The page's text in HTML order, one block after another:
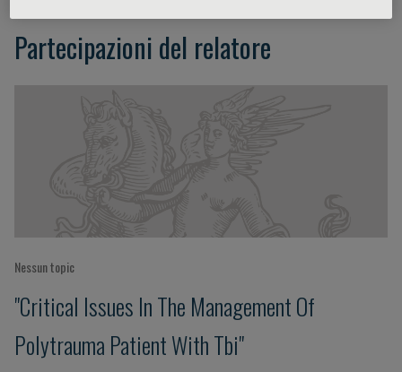
Partecipazioni del relatore
Nessun topic
"Critical Issues In The Management Of
Polytrauma Patient With Tbi"